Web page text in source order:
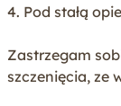
4. Pod stałą
Zastrzegam
szczenięcia, ze